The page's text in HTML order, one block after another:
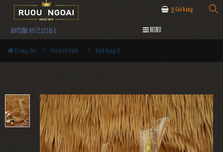
0 Giỏ hàng
HOTLINE 0972.12345.1 MENU
Trang chủ Phụ Kiện Rượu Bình Đựng Rượu Vang - Decanter Dáng Đẹp M23